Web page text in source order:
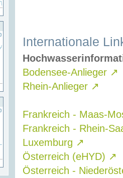
Internationale
Bodensee-Anlieger ↗
Rhein-Anlieger ↗
Frankreich - Maas-
Frankreich - Rhein-
Luxemburg ↗
Österreich (eHYD) ↗
Österreich -